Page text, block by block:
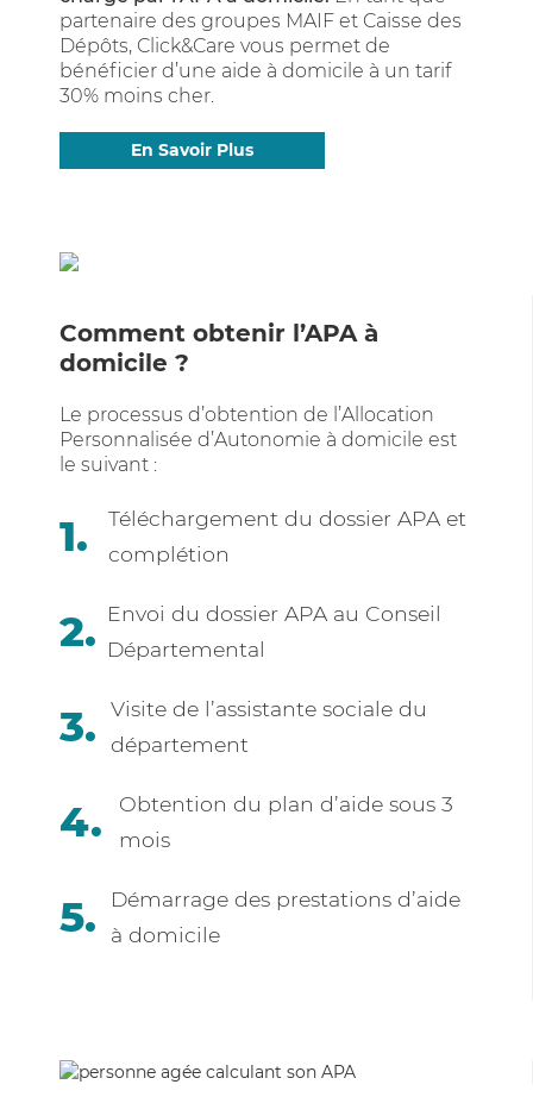
partenaire des groupes MAIF et Caisse des
Dépôts, Click&Care vous permet de
bénéficier d’une aide à domicile à un tarif
30% moins cher.
En Savoir Plus
Comment obtenir l’APA à
domicile ?
Le processus d’obtention de l’Allocation
Personnalisée d’Autonomie à domicile est
le suivant :
Téléchargement du dossier APA et
complétion
Envoi du dossier APA au Conseil
Départemental
Visite de l’assistante sociale du
département
Obtention du plan d’aide sous 3
mois
Démarrage des prestations d’aide
à domicile